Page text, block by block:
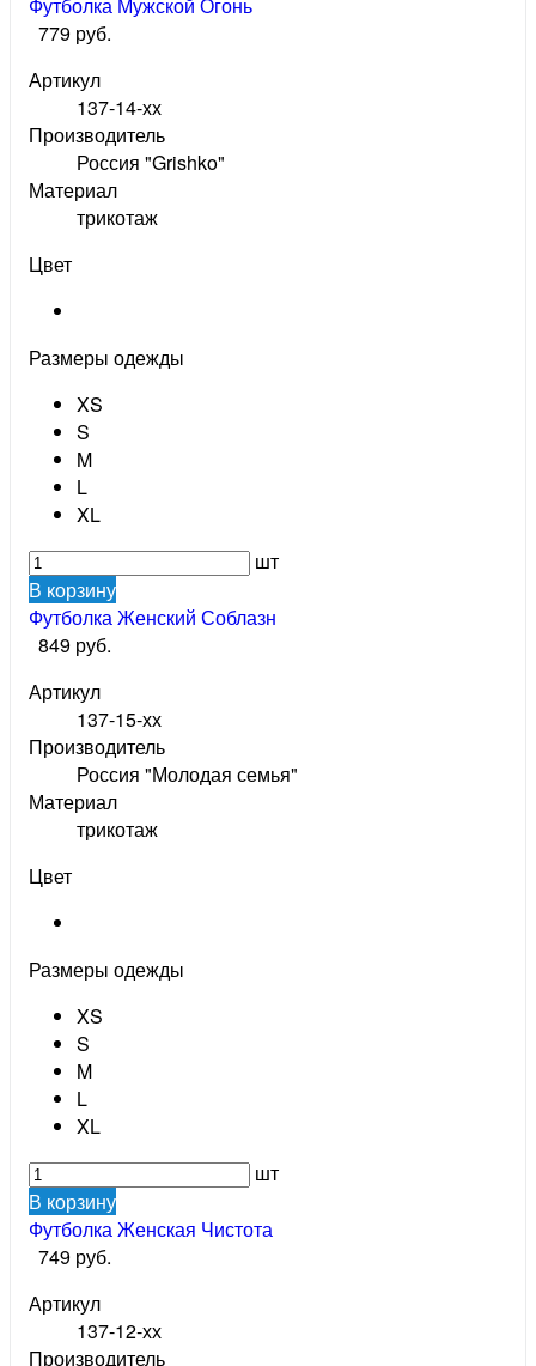
779 руб.
Артикул
137-14-хх
Производитель
Россия "Grishko"
Материал
трикотаж
Цвет
Размеры одежды
XS
S
M
L
XL
шт
В корзину
Футболка Женский Соблазн
849 руб.
Артикул
137-15-хх
Производитель
Россия "Молодая семья"
Материал
трикотаж
Цвет
Размеры одежды
XS
S
M
L
XL
шт
В корзину
Футболка Женская Чистота
749 руб.
Артикул
137-12-хх
Производитель